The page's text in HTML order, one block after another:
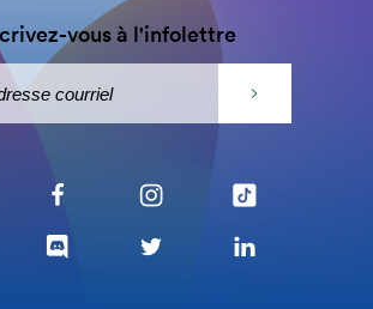
vous à l'infolettre